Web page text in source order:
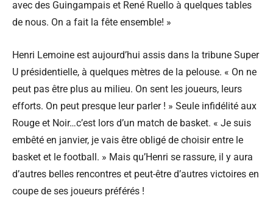
avec des Guingampais et René Ruello à quelques tables
de nous. On a fait la fête ensemble! »
Henri Lemoine est aujourd’hui assis dans la tribune Super
U présidentielle, à quelques mètres de la pelouse. « On ne
peut pas être plus au milieu. On sent les joueurs, leurs
efforts. On peut presque leur parler ! » Seule infidélité aux
Rouge et Noir…c’est lors d’un match de basket. « Je suis
embêté en janvier, je vais être obligé de choisir entre le
basket et le football. » Mais qu’Henri se rassure, il y aura
d’autres belles rencontres et peut-être d’autres victoires en
coupe de ses joueurs préférés !